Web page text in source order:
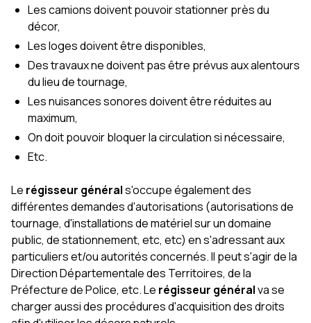
Les camions doivent pouvoir stationner près du
décor,
Les loges doivent être disponibles,
Des travaux ne doivent pas être prévus aux alentours
du lieu de tournage,
Les nuisances sonores doivent être réduites au
maximum,
On doit pouvoir bloquer la circulation si nécessaire,
Etc.
Le régisseur générals'occupe également des
différentes demandes d'autorisations (autorisations de
tournage, d'installations de matériel sur un domaine
public, de stationnement, etc, etc) en s'adressant aux
particuliers et/ou autorités concernés. Il peut s'agir de la
Direction Départementale des Territoires, de la
Préfecture de Police, etc. Le régisseur généralva se
charger aussi des procédures d'acquisition des droits